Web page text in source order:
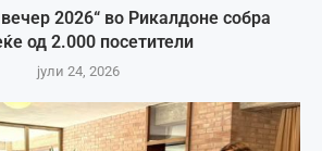
2026“ во Рикалдоне собра
од 2.000 посетители
јули 24, 2026